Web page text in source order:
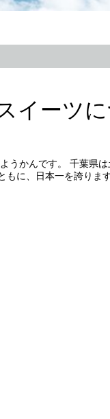
イーツ
うかんです。 千葉県
もに、日本一を誇りま